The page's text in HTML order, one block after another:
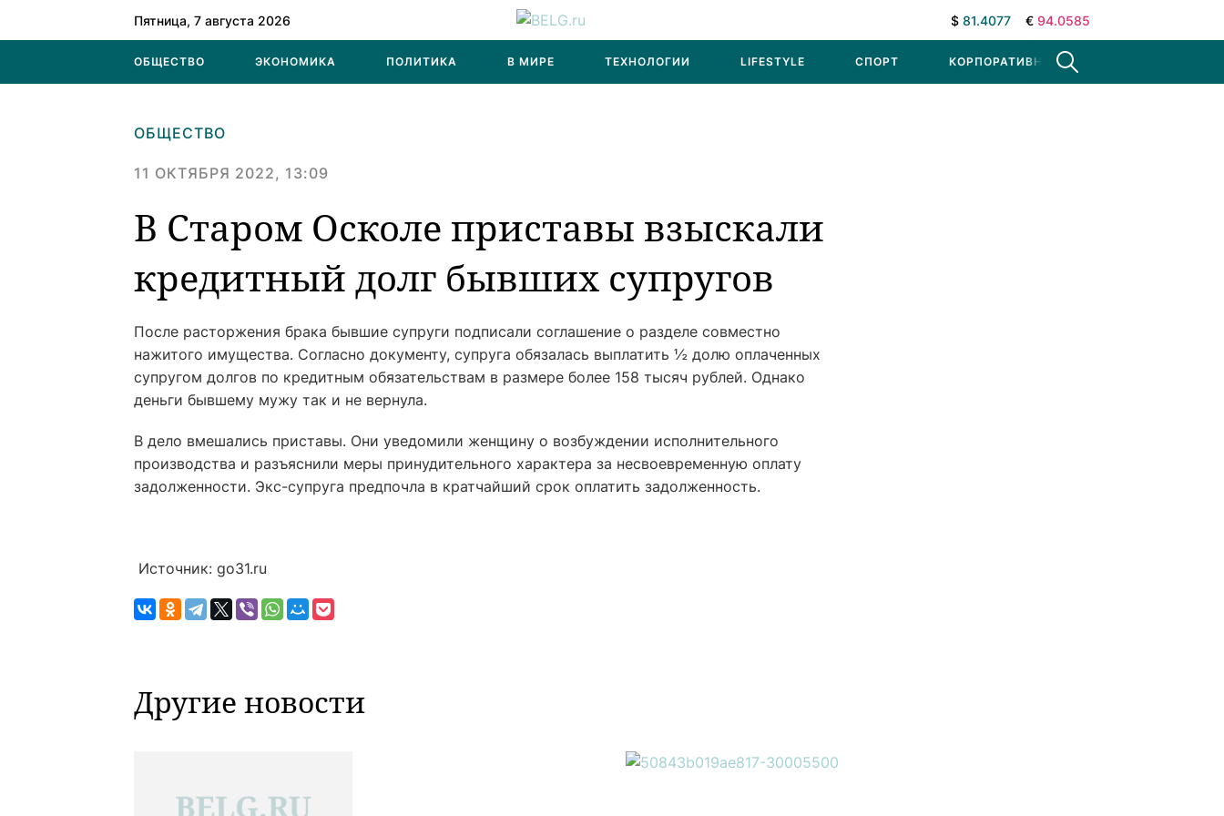
Пятница, 7 августа 2026 $ 81.4077 € 94.0585
ОБЩЕСТВО ЭКОНОМИКА ПОЛИТИКА В МИРЕ ТЕХНОЛОГИИ LIFESTYLE СПОРТ КОРПОРАТИВНЫЕ НОВОСТИ
ОБЩЕСТВО
11 ОКТЯБРЯ 2022, 13:09
В Старом Осколе приставы взыскали
кредитный долг бывших супругов
После расторжения брака бывшие супруги подписали соглашение о разделе совместно
нажитого имущества. Согласно документу, супруга обязалась выплатить ½ долю оплаченных
супругом долгов по кредитным обязательствам в размере более 158 тысяч рублей. Однако
деньги бывшему мужу так и не вернула.
В дело вмешались приставы. Они уведомили женщину о возбуждении исполнительного
производства и разъяснили меры принудительного характера за несвоевременную оплату
задолженности. Экс-супруга предпочла в кратчайший срок оплатить задолженность.
Источник: go31.ru
Другие новости